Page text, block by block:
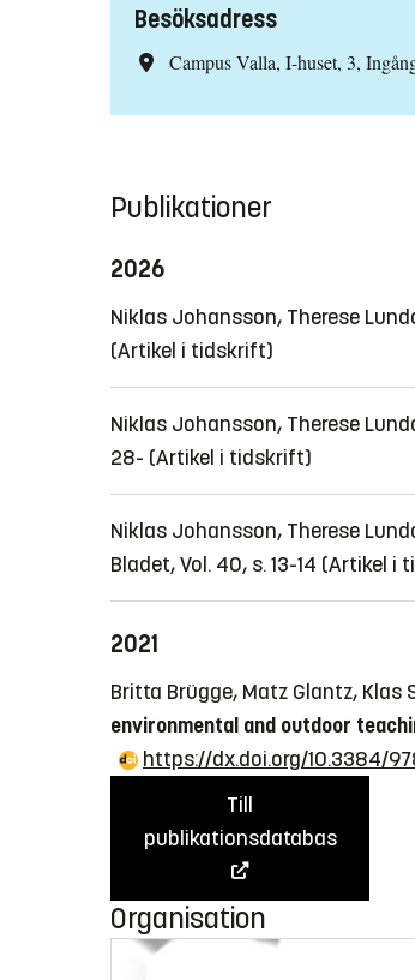
Besöksadress
Campus Valla, I-huset, 3,
Publikationer
2026
Niklas Johansson, Therese
(Artikel i tidskrift)
Niklas Johansson, Therese
28- (Artikel i tidskrift)
Niklas Johansson, Therese
Bladet, Vol. 40, s. 13-14 (Artikel i
2021
Britta Brügge, Matz Glantz, Klas
environmental and outdoor
https://dx.doi.org/10.3384/
Till
publikationsdatabas
Organisation